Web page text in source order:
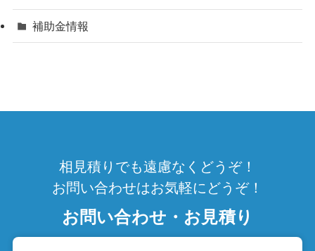
補助金情報
相見積りでも遠慮なくどうぞ！
お問い合わせはお気軽にどうぞ！
お問い合わせ・お見積り